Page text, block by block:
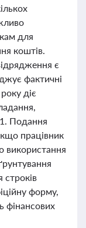
для
коштів.
є
фактичні
діє
Подання
працівник
використання
форму,
фінансових